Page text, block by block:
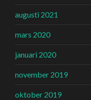
augusti 2021
mars 2020
januari 2020
november 2019
oktober 2019